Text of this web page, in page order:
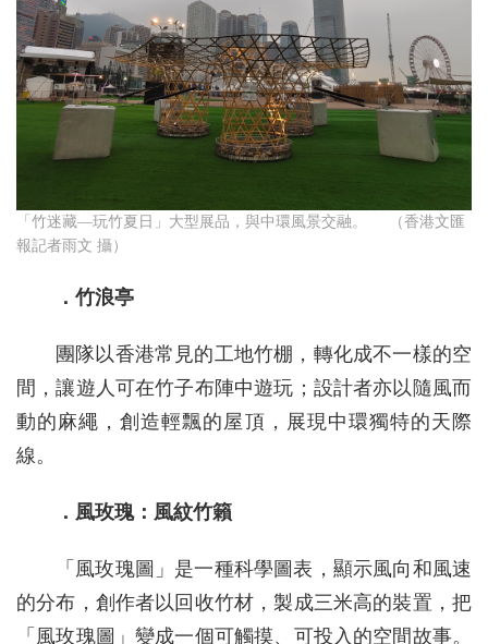
「竹迷藏—玩竹夏日」大型展品，與中環風景交融。 （香港文匯
報記者雨文 攝）
．竹浪亭
團隊以香港常見的工地竹棚，轉化成不一樣的空
間，讓遊人可在竹子布陣中遊玩；設計者亦以隨風而
動的麻繩，創造輕飄的屋頂，展現中環獨特的天際
線。
．風玫瑰：風紋竹籟
「風玫瑰圖」是一種科學圖表，顯示風向和風速
的分布，創作者以回收竹材，製成三米高的裝置，把
「風玫瑰圖」變成一個可觸摸、可投入的空間故事。